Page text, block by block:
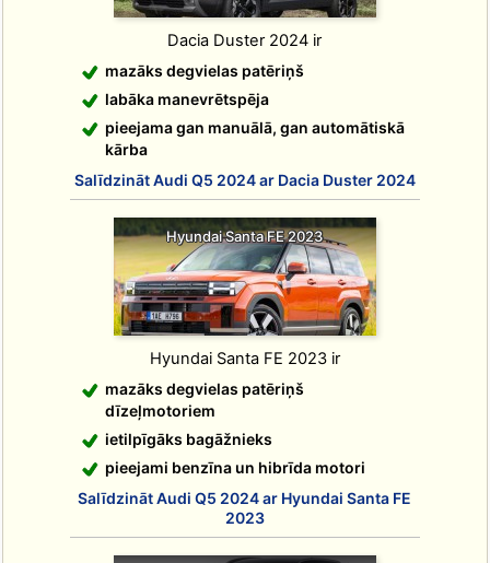
Dacia Duster 2024 ir
mazāks degvielas patēriņš
labāka manevrētspēja
pieejama gan manuālā, gan automātiskā
kārba
Salīdzināt Audi Q5 2024 ar Dacia Duster 2024
Hyundai Santa FE 2023
Hyundai Santa FE 2023 ir
mazāks degvielas patēriņš
dīzeļmotoriem
ietilpīgāks bagāžnieks
pieejami benzīna un hibrīda motori
Salīdzināt Audi Q5 2024 ar Hyundai Santa FE
2023